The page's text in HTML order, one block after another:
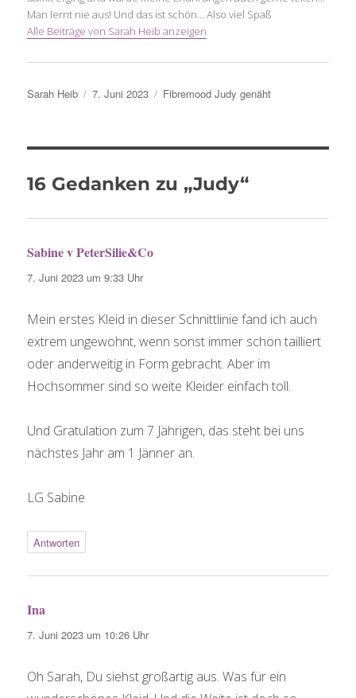
Man lernt nie aus! Und das ist schön... Also viel Spaß
Alle Beiträge von Sarah Heib anzeigen
Autor
Sarah Heib
Veröffentlicht
7. Juni 2023 Schlagwörter
Fibremood Judy genäht
16 Gedanken zu „Judy“
Sabine v PeterSilie&Co
7. Juni 2023 um 9:33 Uhr
Mein erstes Kleid in dieser Schnittlinie fand ich auch
extrem ungewohnt, wenn sonst immer schön tailliert
oder anderweitig in Form gebracht. Aber im
Hochsommer sind so weite Kleider einfach toll.
Und Gratulation zum 7 Jährigen, das steht bei uns
nächstes Jahr am 1 Jänner an.
LG Sabine
Antworten
Ina
7. Juni 2023 um 10:26 Uhr
Oh Sarah, Du siehst großartig aus. Was für ein